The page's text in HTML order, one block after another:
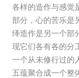
各样的造作与感觉
部分，心的苦乐是
绎造作是另一个部
现它们各有各的分
一个从未修行过的
五蕴聚合成一个整